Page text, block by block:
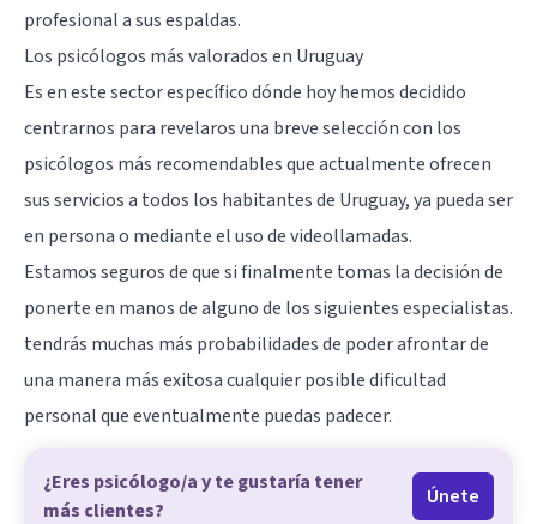
profesional a sus espaldas.
Los psicólogos más valorados en Uruguay
Es en este sector específico dónde hoy hemos decidido
centrarnos para revelaros una breve selección con los
psicólogos más recomendables que actualmente ofrecen
sus servicios a todos los habitantes de Uruguay, ya pueda ser
en persona o mediante el uso de videollamadas.
Estamos seguros de que si finalmente tomas la decisión de
ponerte en manos de alguno de los siguientes especialistas.
tendrás muchas más probabilidades de poder afrontar de
una manera más exitosa cualquier posible dificultad
personal que eventualmente puedas padecer.
¿Eres psicólogo/a y te gustaría tener
más clientes?
Únete